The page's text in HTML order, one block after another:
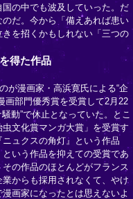
の中でも波及していった。だ
だ。今から「備えあれば患い
を招くかもしれない「三つの
得た作品
が漫画家・高浜寛氏による“企
画部門優秀賞を受賞して2月22
動”で休止となっていた。とこ
文化賞マンガ大賞」を受賞す
ュクスの角灯』という作品
いう作品を抑えての受賞であ
の作品のほとんどがフランス
からも採用されなくて、やけ
画家になったとは思えないよ